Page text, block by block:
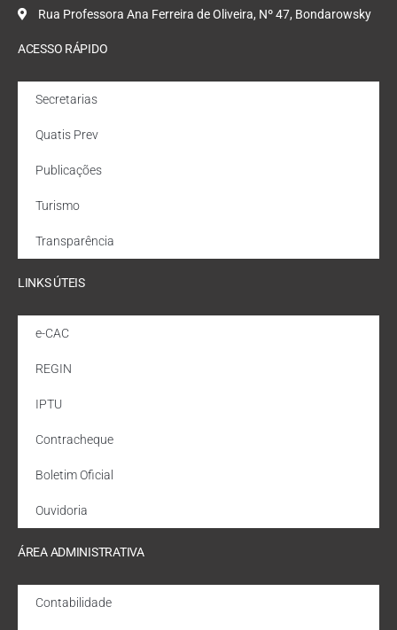
Rua Professora Ana Ferreira de Oliveira, Nº 47, Bondarowsky
ACESSO RÁPIDO
Secretarias
Quatis Prev
Publicações
Turismo
Transparência
LINKS ÚTEIS
e-CAC
REGIN
IPTU
Contracheque
Boletim Oficial
Ouvidoria
ÁREA ADMINISTRATIVA
Contabilidade